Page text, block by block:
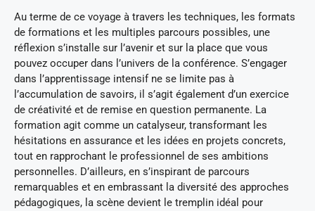
Au terme de ce voyage à travers les techniques, les formats
de formations et les multiples parcours possibles, une
réflexion s’installe sur l’avenir et sur la place que vous
pouvez occuper dans l’univers de la conférence. S’engager
dans l’apprentissage intensif ne se limite pas à
l’accumulation de savoirs, il s’agit également d’un exercice
de créativité et de remise en question permanente. La
formation agit comme un catalyseur, transformant les
hésitations en assurance et les idées en projets concrets,
tout en rapprochant le professionnel de ses ambitions
personnelles. D’ailleurs, en s’inspirant de parcours
remarquables et en embrassant la diversité des approches
pédagogiques, la scène devient le tremplin idéal pour